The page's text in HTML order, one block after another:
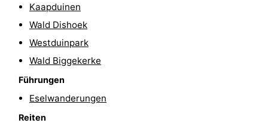
Städte
Natur
Führungen
Sport
Schwimmbader
Kaapduinen
Wald Dishoek
Westduinpark
Wald Biggekerke
Führungen
Eselwanderungen
Reiten